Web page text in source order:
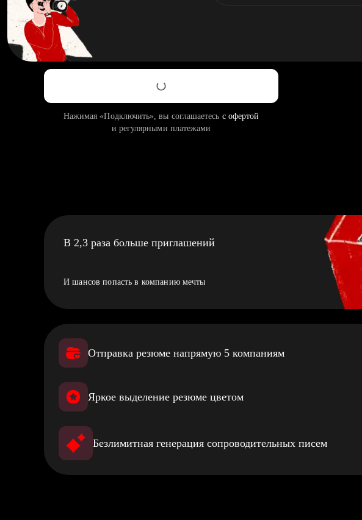
Нажимая «Подключить», вы соглашаетесь с офертой
и регулярными платежами
В 2,3 раза больше приглашений
И шансов попасть в компанию мечты
Отправка резюме напрямую 5 компаниям
Яркое выделение резюме цветом
Безлимитная генерация сопроводительных писем